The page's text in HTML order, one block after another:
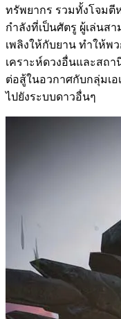
ทรัพยากร รวมทั้งโจมตี
กำลังที่เป็นศัตรู ผู้เล่นส
เพลิงให้กับยาน ทำให้พ
เคราะห์ดวงอื่นและสถ
ต่อสู้ในอวกาศกับกลุ่มเอ
ไปยังระบบดาวอื่นๆ